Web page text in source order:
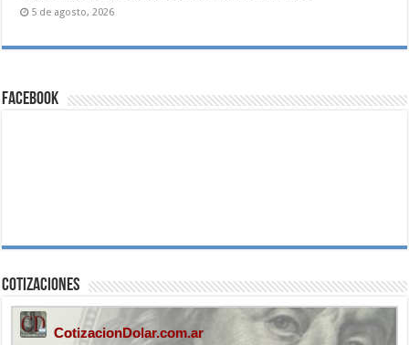
5 de agosto, 2026
Facebook
Cotizaciones